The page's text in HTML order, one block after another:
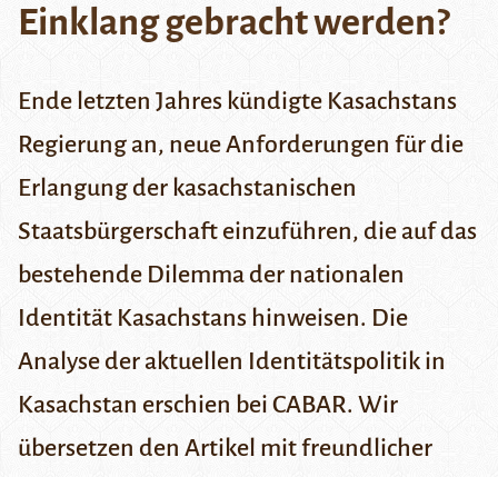
Einklang gebracht werden?
Ende letzten Jahres kündigte Kasachstans
Regierung an, neue Anforderungen für die
Erlangung der kasachstanischen
Staatsbürgerschaft einzuführen, die auf das
bestehende Dilemma der nationalen
Identität Kasachstans hinweisen. Die
Analyse der aktuellen Identitätspolitik in
Kasachstan erschien bei CABAR. Wir
übersetzen den Artikel mit freundlicher